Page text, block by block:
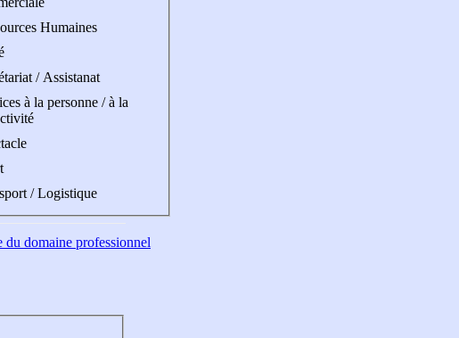
Humaines
/ Assistanat
à la personne / à la
/ Logistique
domaine professionnel